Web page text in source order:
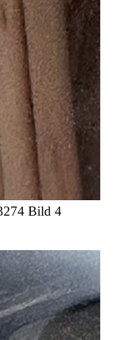
Bild 4